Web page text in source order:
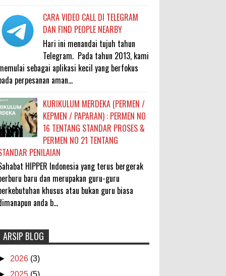
CARA VIDEO CALL DI TELEGRAM
DAN FIND PEOPLE NEARBY
Hari ini menandai tujuh tahun
Telegram. Pada tahun 2013, kami
sebagai aplikasi kecil yang berfokus
perpesanan aman...
KURIKULUM MERDEKA (PERMEN /
KEPMEN / PAPARAN) : PERMEN NO
16 TENTANG STANDAR PROSES &
PERMEN NO 21 TENTANG
PENILAIAN
HIPPER Indonesia yang terus bergerak
baru dan merupakan guru-guru
khusus atau bukan guru biasa
anda b...
CUACA PANAS MENYAMBUT SAYA DI
Bedah TKA 2026 : Capaian Sosiologi &
Terimakasih atas
Rachim
ARSIP BLOG
► 2026 (3)